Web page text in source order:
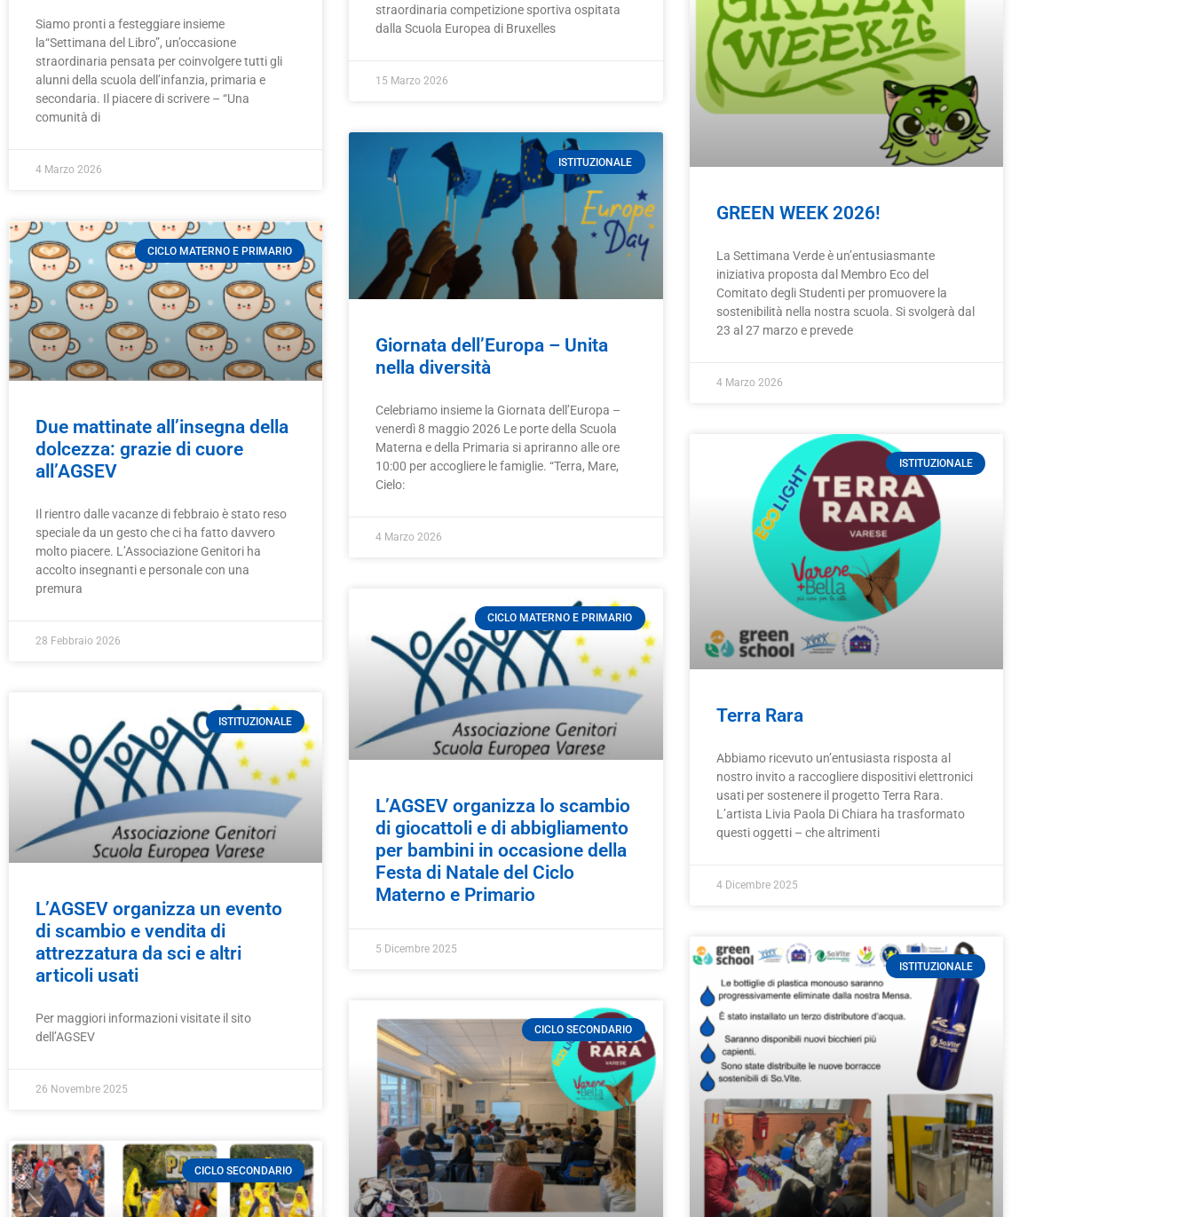
straordinaria competizione sportiva ospitata
dalla Scuola Europea di Bruxelles
15 Marzo 2026
Siamo pronti a festeggiare insieme
la“Settimana del Libro”, un’occasione
straordinaria pensata per coinvolgere tutti gli
alunni della scuola dell’infanzia, primaria e
secondaria. Il piacere di scrivere – “Una
comunità di
4 Marzo 2026
ISTITUZIONALE
Giornata dell’Europa – Unita
nella diversità
Celebriamo insieme la Giornata dell’Europa –
venerdì 8 maggio 2026 Le porte della Scuola
Materna e della Primaria si apriranno alle ore
10:00 per accogliere le famiglie. “Terra, Mare,
Cielo:
4 Marzo 2026
GREEN WEEK 2026!
La Settimana Verde è un’entusiasmante
iniziativa proposta dal Membro Eco del
Comitato degli Studenti per promuovere la
sostenibilità nella nostra scuola. Si svolgerà dal
23 al 27 marzo e prevede
4 Marzo 2026
CICLO MATERNO E PRIMARIO
Due mattinate all’insegna della
dolcezza: grazie di cuore
all’AGSEV
Il rientro dalle vacanze di febbraio è stato reso
speciale da un gesto che ci ha fatto davvero
molto piacere. L’Associazione Genitori ha
accolto insegnanti e personale con una
premura
28 Febbraio 2026
CICLO MATERNO E PRIMARIO
L’AGSEV organizza lo scambio
di giocattoli e di abbigliamento
per bambini in occasione della
Festa di Natale del Ciclo
Materno e Primario
5 Dicembre 2025
ISTITUZIONALE
Terra Rara
Abbiamo ricevuto un’entusiasta risposta al
nostro invito a raccogliere dispositivi elettronici
usati per sostenere il progetto Terra Rara.
L’artista Livia Paola Di Chiara ha trasformato
questi oggetti – che altrimenti
4 Dicembre 2025
ISTITUZIONALE
L’AGSEV organizza un evento
di scambio e vendita di
attrezzatura da sci e altri
articoli usati
Per maggiori informazioni visitate il sito
dell’AGSEV
26 Novembre 2025
CICLO SECONDARIO
ISTITUZIONALE
CICLO SECONDARIO